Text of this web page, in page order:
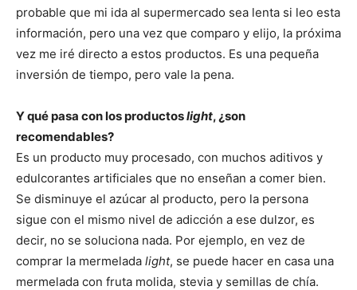
probable que mi ida al supermercado sea lenta si leo esta
información, pero una vez que comparo y elijo, la próxima
vez me iré directo a estos productos. Es una pequeña
inversión de tiempo, pero vale la pena.
Y qué pasa con los productoslight, ¿son
recomendables?
Es un producto muy procesado, con muchos aditivos y
edulcorantes artificiales que no enseñan a comer bien.
Se disminuye el azúcar al producto, pero la persona
sigue con el mismo nivel de adicción a ese dulzor, es
decir, no se soluciona nada. Por ejemplo, en vez de
comprar la mermelada light, se puede hacer en casa una
mermelada con fruta molida, stevia y semillas de chía.